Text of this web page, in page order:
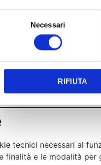
Necessari
RIFIUTA
, in caso di obblighi
ceduti a terzi per finalità
dei
tecnici utilizzati
avviene nel
dalla Commissione
tecnici necessari al
finalità e le modalità per